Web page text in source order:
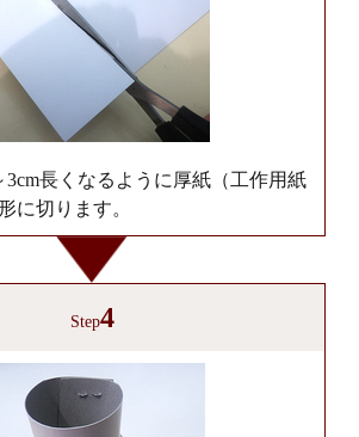
3cm長くなるように厚紙（工作用紙
に切ります。
Step4